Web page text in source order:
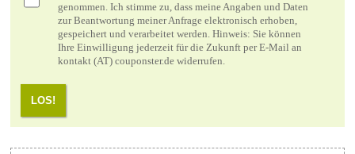
genommen. Ich stimme zu, dass meine Angaben und Daten
zur Beantwortung meiner Anfrage elektronisch erhoben,
gespeichert und verarbeitet werden. Hinweis: Sie können
Ihre Einwilligung jederzeit für die Zukunft per E-Mail an
kontakt (AT) couponster.de widerrufen.
LOS!